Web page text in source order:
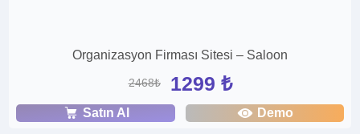
Organizasyon Firması Sitesi – Saloon
2468₺ 1299 ₺
Satın Al Demo